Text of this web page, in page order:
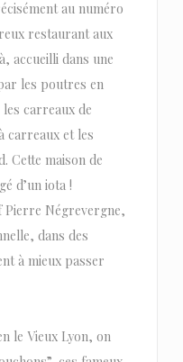
au numéro
restaurant aux
accueilli dans une
les poutres en
carreaux de
carreaux et les
Cette maison de
d’un iota !
Pierre Négrevergne,
dans des
à mieux passer
le Vieux Lyon, on